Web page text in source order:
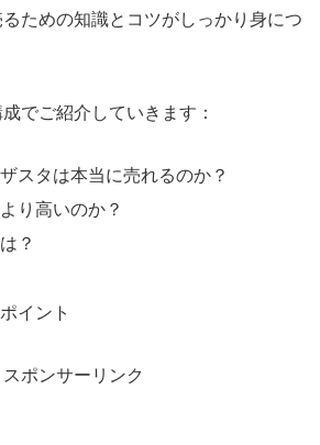
ための知識とコツがしっかり身につ
でご紹介していきます：
スタは本当に売れるのか？
り高いのか？
？
イント
スポンサーリンク